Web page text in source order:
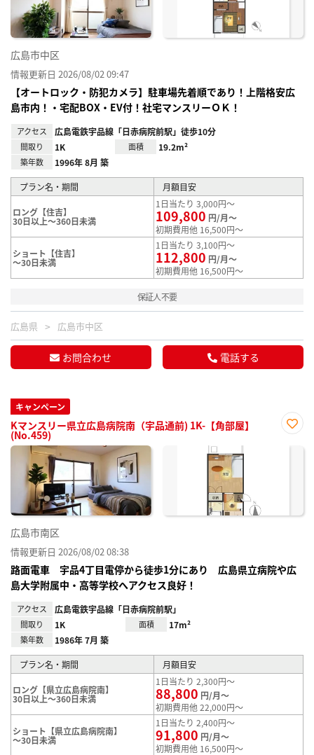
広島市中区
情報更新日 2026/08/02 09:47
【オートロック・防犯カメラ】駐車場先着順であり！上階格安広
島市内！・宅配BOX・EV付！社宅マンスリーＯＫ！
アクセス 広島電鉄宇品線「日赤病院前駅」徒歩10分
間取り 1K 面積 19.2m²
築年数 1996年 8月 築
プラン名・期間 月額目安
ロング【住吉】
30日以上～360日未満
1日当たり 3,000円～
109,800 円/月～
初期費用他 16,500円～
ショート【住吉】
～30日未満
1日当たり 3,100円～
112,800 円/月～
初期費用他 16,500円～
保証人不要
広島県 広島市中区
お問合わせ 電話する
キャンペーン
Kマンスリー県立広島病院南（宇品通前) 1K-【角部屋】
(No.459)
に入
広島市南区
情報更新日 2026/08/02 08:38
路面電車 宇品4丁目電停から徒歩1分にあり 広島県立病院や広
島大学附属中・高等学校へアクセス良好！
アクセス 広島電鉄宇品線「日赤病院前駅」
間取り 1K 面積 17m²
築年数 1986年 7月 築
プラン名・期間 月額目安
ロング【県立広島病院南】
30日以上～360日未満
1日当たり 2,300円～
88,800 円/月～
初期費用他 22,000円～
ショート【県立広島病院南】
～30日未満
1日当たり 2,400円～
91,800 円/月～
初期費用他 16,500円～